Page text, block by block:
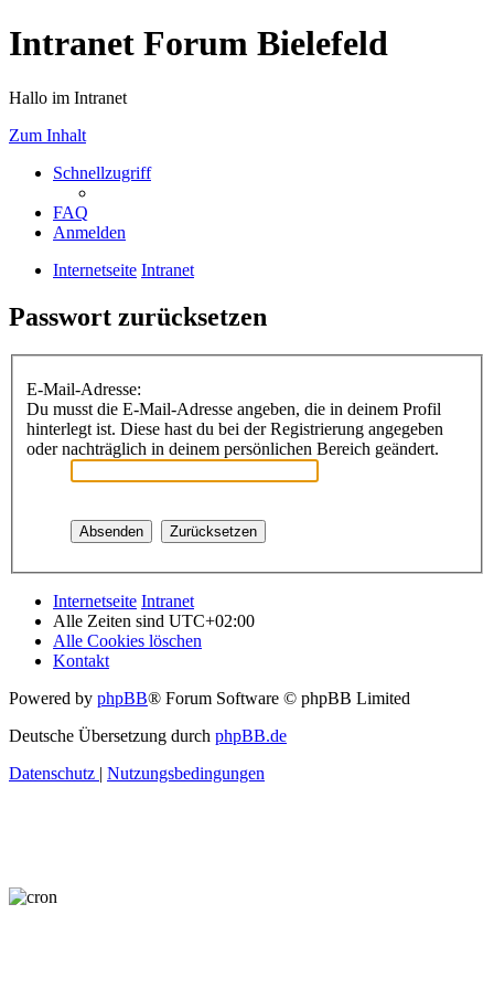
Intranet Forum Bielefeld
Hallo im Intranet
Zum Inhalt
Schnellzugriff
FAQ
Anmelden
Internetseite Intranet
Passwort zurücksetzen
E-Mail-Adresse:
Du musst die E-Mail-Adresse angeben, die in deinem Profil
hinterlegt ist. Diese hast du bei der Registrierung angegeben
oder nachträglich in deinem persönlichen Bereich geändert.
Internetseite Intranet
Alle Zeiten sind UTC+02:00
Alle Cookies löschen
Kontakt
Powered by phpBB® Forum Software © phpBB Limited
Deutsche Übersetzung durch phpBB.de
Datenschutz | Nutzungsbedingungen